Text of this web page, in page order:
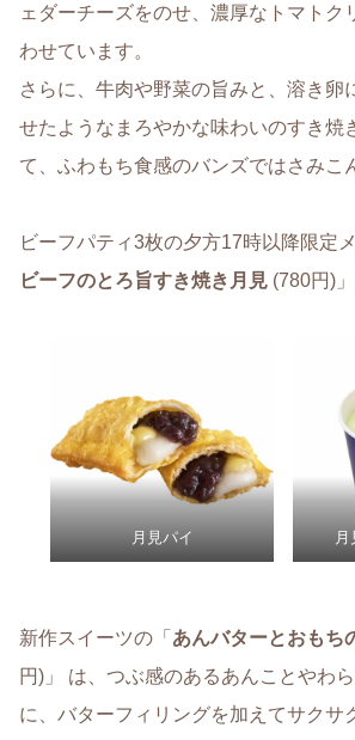
ェダーチーズをのせ、濃厚なトマトク
わせています。
さらに、牛肉や野菜の旨みと、溶き卵
せたようなまろやかな味わいのすき焼
て、ふわもち食感のバンズではさみこ
ビーフパティ3枚の夕方17時以降限定
ビーフのとろ旨すき焼き月見 (780円)
月見パイ
新作スイーツの「 あんバターとおもち
円)」 は、つぶ感のあるあんことやわ
に、バターフィリングを加えてサクサ